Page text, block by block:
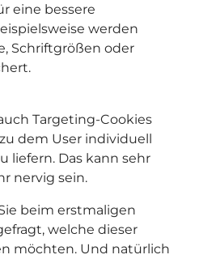
eine bessere
werden
Schriftgrößen oder
Targeting-Cookies
dem User individuell
liefern. Das kann sehr
nervig sein.
beim erstmaligen
welche dieser
möchten. Und natürlich